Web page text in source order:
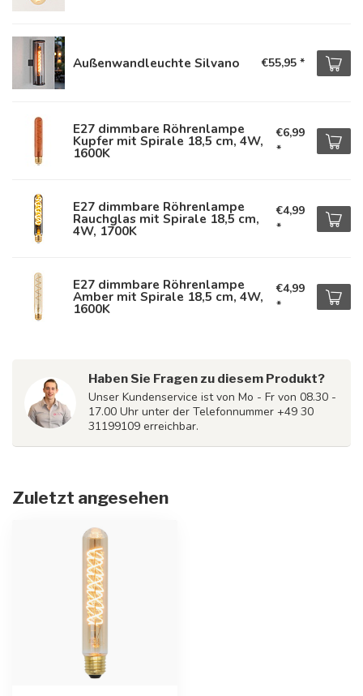
Außenwandleuchte Silvano €55,95 *
E27 dimmbare Röhrenlampe
Kupfer mit Spirale 18,5 cm, 4W,
1600K
€6,99
*
E27 dimmbare Röhrenlampe
Rauchglas mit Spirale 18,5 cm,
4W, 1700K
€4,99
*
E27 dimmbare Röhrenlampe
Amber mit Spirale 18,5 cm, 4W,
1600K
€4,99
*
Haben Sie Fragen zu diesem Produkt?
Unser Kundenservice ist von Mo - Fr von 08.30 -
17.00 Uhr unter der Telefonnummer +49 30
31199109 erreichbar.
Zuletzt angesehen